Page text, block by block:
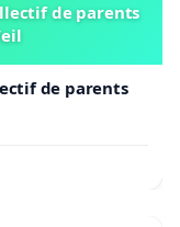
de parents
de parents